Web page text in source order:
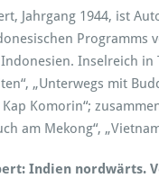
Jahrgang 1944, ist
Programms
Inselreich in
„Unterwegs mit
Komorin“;
am Mekong“,
Indien nordwärts.